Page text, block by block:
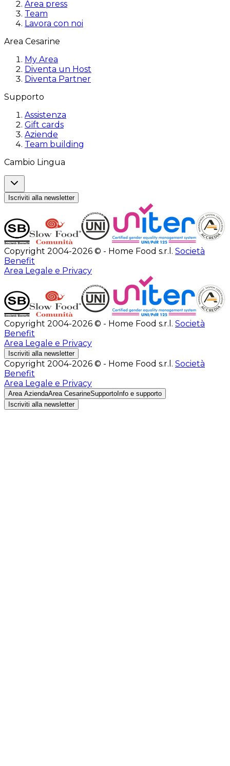
Area press
Team
Lavora con noi
Area Cesarine
My Area
Diventa un Host
Diventa Partner
Supporto
Assistenza
Gift cards
Aziende
Team building
Cambio Lingua
Iscriviti alla newsletter
Copyright 2004-2026 © - Home Food s.r.l. Società
Benefit
Area Legale e Privacy
Copyright 2004-2026 © - Home Food s.r.l. Società
Benefit
Area Legale e Privacy
Iscriviti alla newsletter
Copyright 2004-2026 © - Home Food s.r.l. Società
Benefit
Area Legale e Privacy
Area AziendaArea CesarineSupporto Info e supporto
Iscriviti alla newsletter